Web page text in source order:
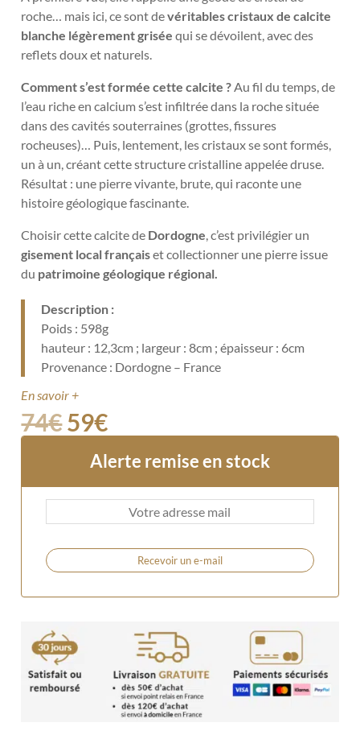
roche… mais ici, ce sont devéritables cristaux de calcite
blanche légèrement grisée qui se dévoilent, avec des
reflets doux et naturels.
Comment s’est formée cette calcite ? Au fil du temps, de
l’eau riche en calcium s’est infiltrée dans la roche située
dans des cavités souterraines (grottes, fissures
rocheuses)… Puis, lentement, les cristaux se sont formés,
un à un, créant cette structure cristalline appelée druse.
Résultat : une pierre vivante, brute, qui raconte une
histoire géologique fascinante.
Choisir cette calcite de Dordogne , c’est privilégier un
gisement local françaisetcollectionner une pierre issue
du patrimoine géologique régional.
Description :
Poids : 598g
hauteur : 12,3cm ; largeur : 8cm ; épaisseur : 6cm
Provenance : Dordogne – France
En savoir +
74€59€
Alerte remise en stock
Recevoir un e-mail